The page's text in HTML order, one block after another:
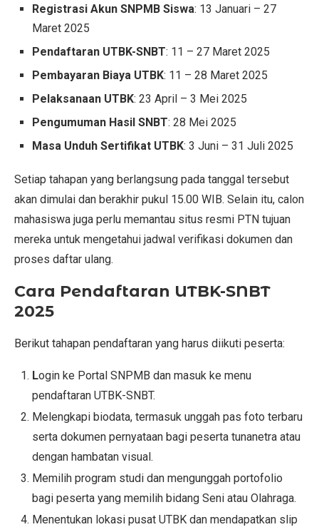
Registrasi Akun SNPMB Siswa: 13 Januari – 27
Maret 2025
Pendaftaran UTBK-SNBT: 11 – 27 Maret 2025
Pembayaran Biaya UTBK: 11 – 28 Maret 2025
Pelaksanaan UTBK: 23 April – 3 Mei 2025
Pengumuman Hasil SNBT: 28 Mei 2025
Masa Unduh Sertifikat UTBK: 3 Juni – 31 Juli 2025
Setiap tahapan yang berlangsung pada tanggal tersebut
akan dimulai dan berakhir pukul 15.00 WIB. Selain itu, calon
mahasiswa juga perlu memantau situs resmi PTN tujuan
mereka untuk mengetahui jadwal verifikasi dokumen dan
proses daftar ulang.
Cara Pendaftaran UTBK-SNBT
2025
Berikut tahapan pendaftaran yang harus diikuti peserta:
Login ke Portal SNPMB dan masuk ke menu
pendaftaran UTBK-SNBT.
Melengkapi biodata, termasuk unggah pas foto terbaru
serta dokumen pernyataan bagi peserta tunanetra atau
dengan hambatan visual.
Memilih program studi dan mengunggah portofolio
bagi peserta yang memilih bidang Seni atau Olahraga.
Menentukan lokasi pusat UTBK dan mendapatkan slip